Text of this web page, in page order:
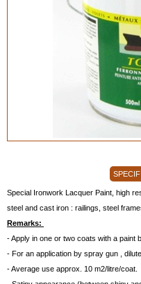
Special Ironwork Lacquer Paint, high
steel and cast iron : railings, steel
Remarks:
- Apply in one or two coats with a paint
- For an application by spray gun ,
- Average use approx. 10 m2/litre/coat.